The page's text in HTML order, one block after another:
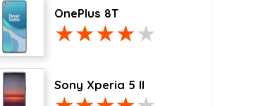
OnePlus 8T
Sony Xperia 5 II